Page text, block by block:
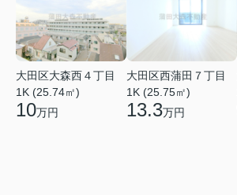
大田区大森西４丁目
1K (25.74㎡)
10万円
大田区西蒲田７丁目
1K (25.75㎡)
13.3万円